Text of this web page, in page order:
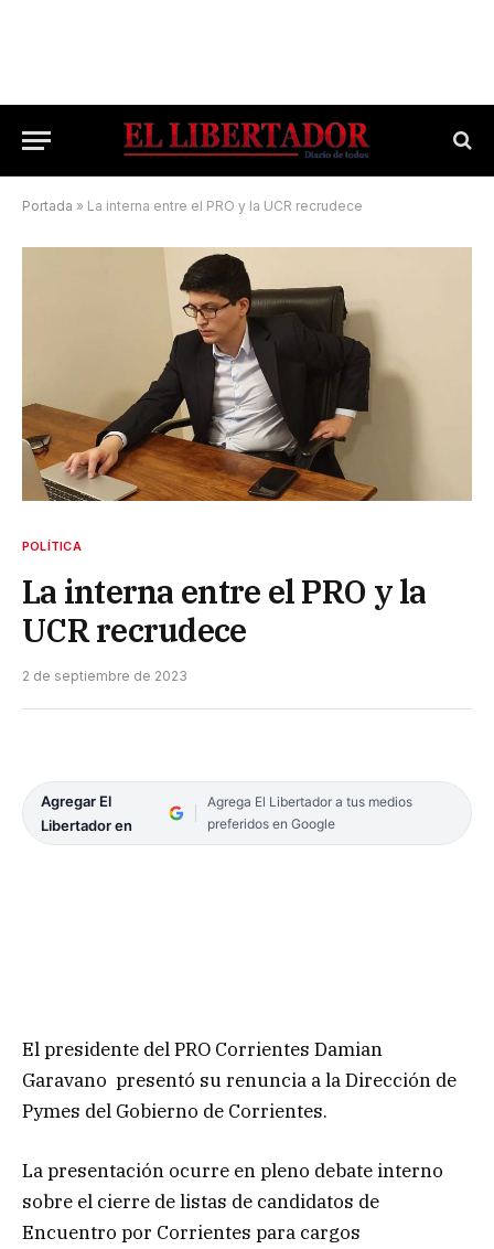
Portada » La interna entre el PRO y la UCR recrudece
POLÍTICA
La interna entre el PRO y la
UCR recrudece
2 de septiembre de 2023
Agregar El
Libertador en
Agrega El Libertador a tus medios
preferidos en Google
El presidente del PRO Corrientes Damian
Garavano presentó su renuncia a la Dirección de
Pymes del Gobierno de Corrientes.
La presentación ocurre en pleno debate interno
sobre el cierre de listas de candidatos de
Encuentro por Corrientes para cargos